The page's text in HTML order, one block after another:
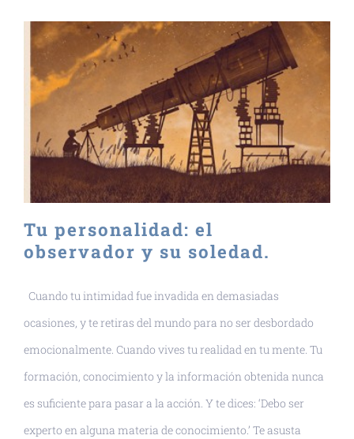
Tu personalidad: el
observador y su soledad.
Cuando tu intimidad fue invadida en demasiadas
ocasiones, y te retiras del mundo para no ser desbordado
emocionalmente. Cuando vives tu realidad en tu mente. Tu
formación, conocimiento y la información obtenida nunca
es suficiente para pasar a la acción. Y te dices: ‘Debo ser
experto en alguna materia de conocimiento.’ Te asusta